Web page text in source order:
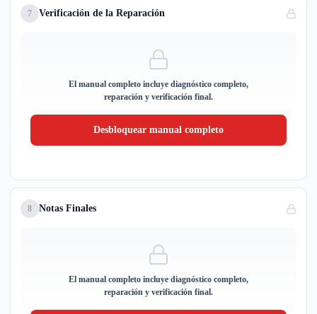
7 Verificación de la Reparación
El manual completo incluye diagnóstico completo,
reparación y verificación final.
Desbloquear manual completo
8 Notas Finales
El manual completo incluye diagnóstico completo,
reparación y verificación final.